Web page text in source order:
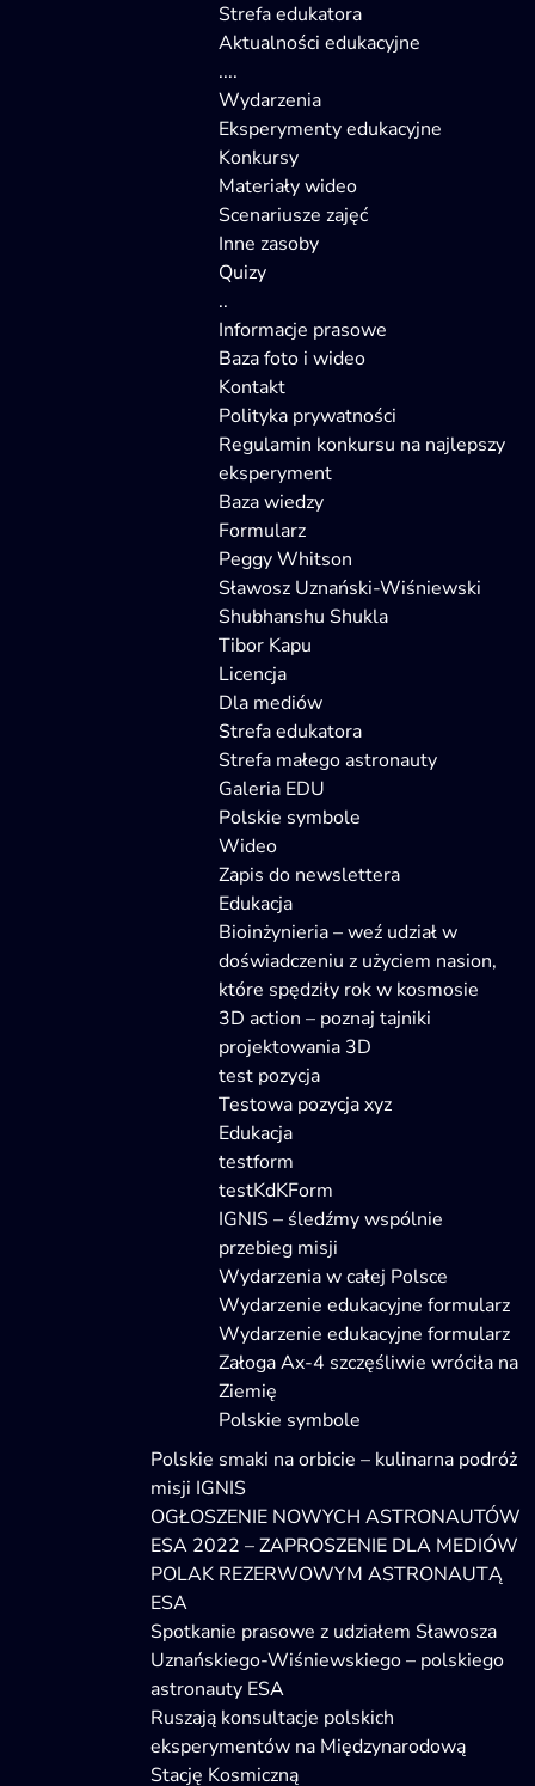
Strefa edukatora
Aktualności edukacyjne
....
Wydarzenia
Eksperymenty edukacyjne
Konkursy
Materiały wideo
Scenariusze zajęć
Inne zasoby
Quizy
..
Informacje prasowe
Baza foto i wideo
Kontakt
Polityka prywatności
Regulamin konkursu na najlepszy
eksperyment
Baza wiedzy
Formularz
Peggy Whitson
Sławosz Uznański-Wiśniewski
Shubhanshu Shukla
Tibor Kapu
Licencja
Dla mediów
Strefa edukatora
Strefa małego astronauty
Galeria EDU
Polskie symbole
Wideo
Zapis do newslettera
Edukacja
Bioinżynieria – weź udział w
doświadczeniu z użyciem nasion,
które spędziły rok w kosmosie
3D action – poznaj tajniki
projektowania 3D
test pozycja
Testowa pozycja xyz
Edukacja
testform
testKdKForm
IGNIS – śledźmy wspólnie
przebieg misji
Wydarzenia w całej Polsce
Wydarzenie edukacyjne formularz
Wydarzenie edukacyjne formularz
Załoga Ax-4 szczęśliwie wróciła na
Ziemię
Polskie symbole
Polskie smaki na orbicie – kulinarna podróż
misji IGNIS
OGŁOSZENIE NOWYCH ASTRONAUTÓW
ESA 2022 – ZAPROSZENIE DLA MEDIÓW
POLAK REZERWOWYM ASTRONAUTĄ
ESA
Spotkanie prasowe z udziałem Sławosza
Uznańskiego-Wiśniewskiego – polskiego
astronauty ESA
Ruszają konsultacje polskich
eksperymentów na Międzynarodową
Stację Kosmiczną